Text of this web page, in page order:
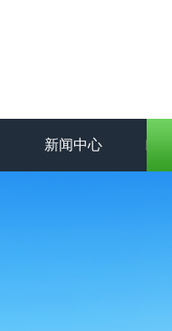
新闻中心